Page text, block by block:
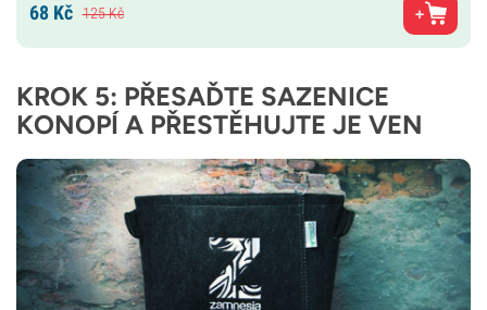
68 Kč 125Kč
KROK 5: PŘESAĎTE SAZENICE
KONOPÍ A PŘESTĚHUJTE JE VEN